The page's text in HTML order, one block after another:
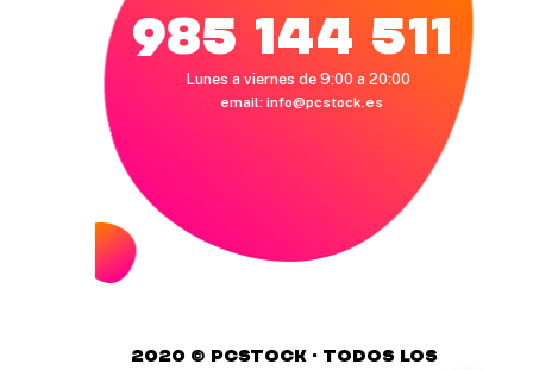
985 144 511
Lunes a viernes de 9:00 a 20:00
email: info@pcstock.es
2020 © pcstock · Todos los